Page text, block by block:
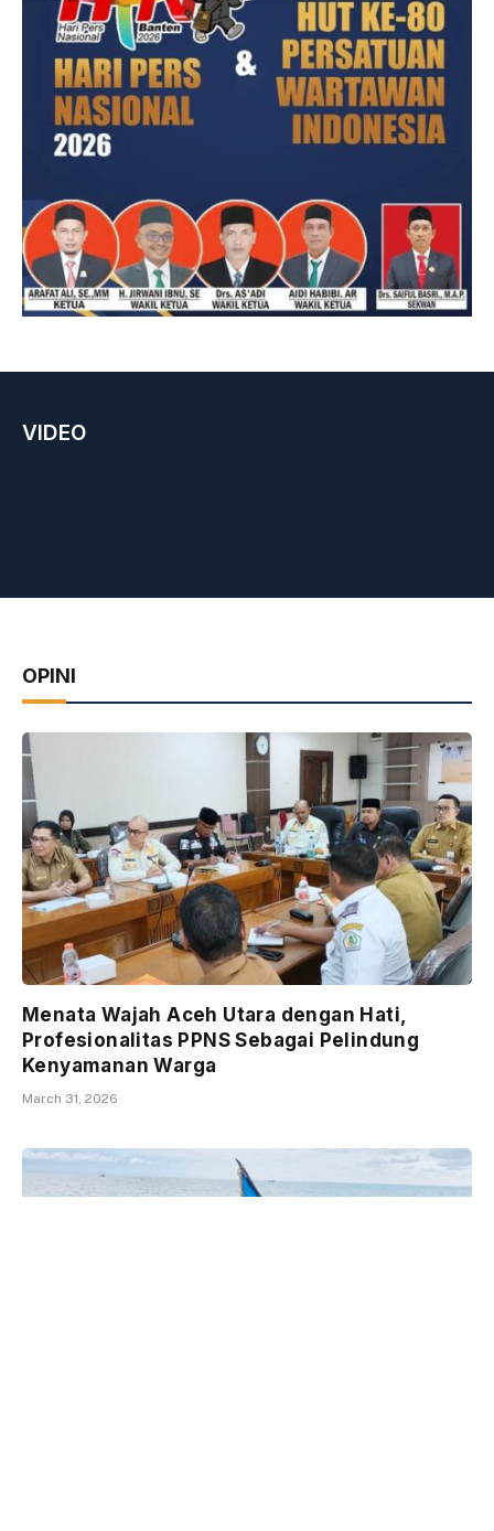
VIDEO
OPINI
Menata Wajah Aceh Utara dengan Hati,
Profesionalitas PPNS Sebagai Pelindung
Kenyamanan Warga
March 31, 2026